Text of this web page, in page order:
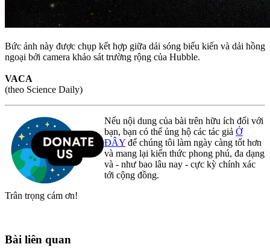
Bức ảnh này được chụp kết hợp giữa dải sóng biểu kiến và dải hồng
ngoại bởi camera khảo sát trường rộng của Hubble.
VACA
(theo Science Daily)
Nếu nội dung của bài trên hữu ích đối với
bạn, bạn có thể ủng hộ các tác giả Ở
ĐÂY để chúng tôi làm ngày càng tốt hơn
và mang lại kiến thức phong phú, đa dạng
và - như bao lâu nay - cực kỳ chính xác
tới cộng đồng.
Trân trọng cám ơn!
Bài liên quan